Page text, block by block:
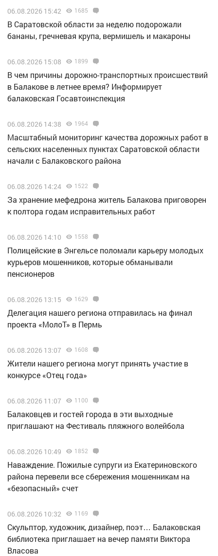
06.08.2026 15:42 1685
В Саратовской области за неделю подорожали
бананы, гречневая крупа, вермишель и макароны
06.08.2026 15:08 1899
В чем причины дорожно-транспортных происшествий
в Балакове в летнее время? Информирует
балаковская Госавтоинспекция
06.08.2026 14:38 1964
Масштабный мониторинг качества дорожных работ в
сельских населенных пунктах Саратовской области
начали с Балаковского района
06.08.2026 14:24 1522
За хранение мефедрона житель Балакова приговорен
к полтора годам исправительных работ
06.08.2026 14:10 1558
Полицейские в Энгельсе поломали карьеру молодых
курьеров мошенников, которые обманывали
пенсионеров
06.08.2026 13:15 1629
Делегация нашего региона отправилась на финал
проекта «МолоТ» в Пермь
06.08.2026 13:07 1608
Жители нашего региона могут принять участие в
конкурсе «Отец года»
06.08.2026 11:07 1100
Балаковцев и гостей города в эти выходные
приглашают на Фестиваль пляжного волейбола
06.08.2026 10:49 1852
Наваждение. Пожилые супруги из Екатериновского
района перевели все сбережения мошенникам на
«безопасный» счет
06.08.2026 10:32 1169
Скульптор, художник, дизайнер, поэт… Балаковская
библиотека приглашает на вечер памяти Виктора
Власова